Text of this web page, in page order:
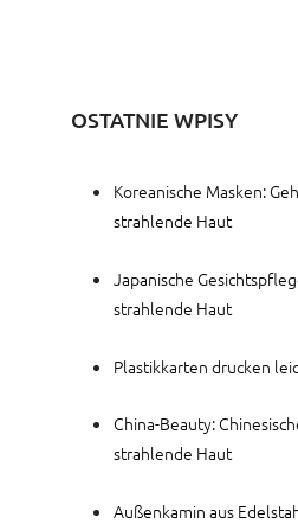
OSTATNIE WPISY
Koreanische Masken:
strahlende Haut
Japanische
strahlende Haut
Plastikkarten drucken
China-Beauty:
strahlende Haut
Außenkamin aus